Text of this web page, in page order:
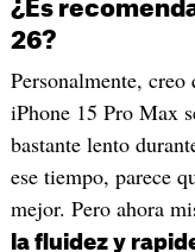
¿Es
26?
Personalmente,
iPhone 15 Pro Max
bastante lento
ese tiempo, parece
mejor. Pero ahora
la fluidez y